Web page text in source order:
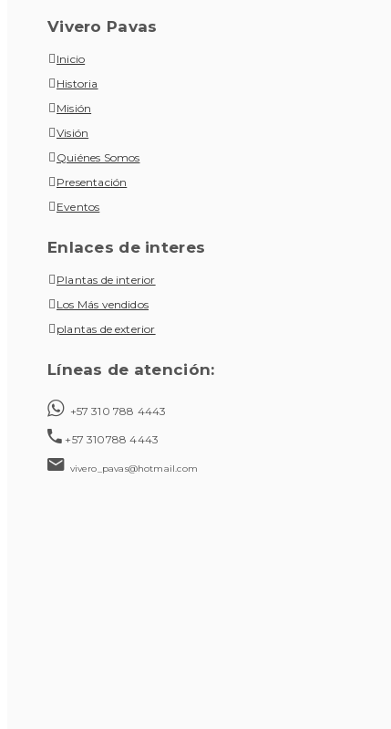
Vivero Pavas
Inicio
Historia
Misión
Visión
Quiénes Somos
Presentación
Eventos
Enlaces de interes
Plantas de interior
Los Más vendidos
plantas de exterior
Líneas de atención:
+57 310 788 4443
+57 310788 4443
vivero_pavas@hotmail.com